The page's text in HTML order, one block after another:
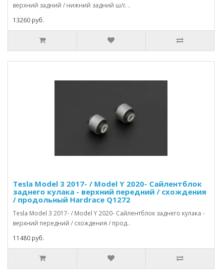
верхний задний / нижний задний ш/с ..
13260 руб.
Tesla Model 3 2017- / Model Y 2020- Сайлентблок
заднего кулака - верхний передний / схождения
/ продольный Hardrace Q1272
Tesla Model 3 2017- / Model Y 2020- Сайлентблок заднего кулака -
верхний передний / схождения / прод..
11480 руб.